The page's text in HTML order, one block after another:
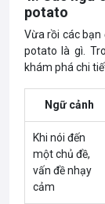
potato
Vừa rồi các bạn
potato là gì.
khám phá chi
Ngữ cảnh
Khi nói đến
một chủ đề,
vấn đề nhạy
cảm